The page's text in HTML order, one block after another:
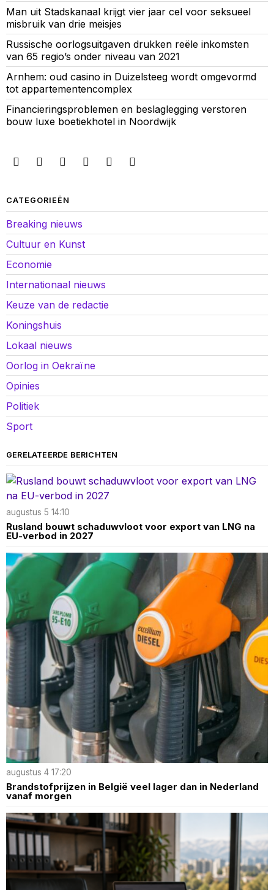
Man uit Stadskanaal krijgt vier jaar cel voor seksueel
misbruik van drie meisjes
Russische oorlogsuitgaven drukken reële inkomsten
van 65 regio’s onder niveau van 2021
Arnhem: oud casino in Duizelsteeg wordt omgevormd
tot appartementencomplex
Financieringsproblemen en beslaglegging verstoren
bouw luxe boetiekhotel in Noordwijk
CATEGORIEËN
Breaking nieuws
Cultuur en Kunst
Economie
Internationaal nieuws
Keuze van de redactie
Koningshuis
Lokaal nieuws
Oorlog in Oekraïne
Opinies
Politiek
Sport
GERELATEERDE BERICHTEN
augustus 5 14:10
Rusland bouwt schaduwvloot voor export van LNG na
EU-verbod in 2027
augustus 4 17:20
Brandstofprijzen in België veel lager dan in Nederland
vanaf morgen